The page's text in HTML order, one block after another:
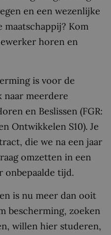
en een wezenlijke
maatschappij? Kom
horen en
is voor de
naar meerdere
en Beslissen (FGR:
Ontwikkelen S10). Je
die we na een jaar
omzetten in een
onbepaalde tijd.
is nu meer dan ooit
bescherming, zoeken
willen hier studeren,